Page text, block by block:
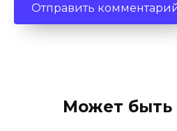
Может быть